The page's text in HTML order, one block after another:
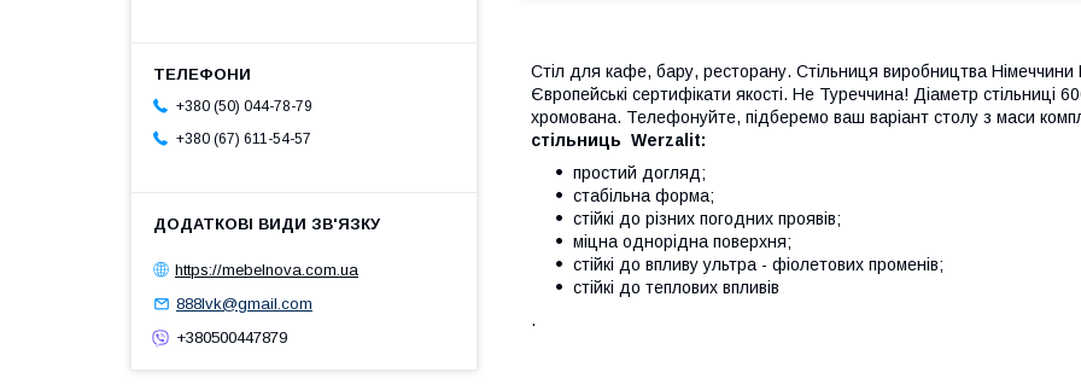
Стіл для кафе, бару, ресторану. Стільниця виробництва Німеччини
Європейські сертифікати якості. Не Туреччина! Діаметр
хромована. Телефонуйте, підберемо ваш варіант столу з маси
стільниць Werzalit:
простий догляд;
стабільна форма;
стійкі до різних погодних проявів;
міцна однорідна поверхня;
стійкі до впливу ультра - фіолетових променів;
стійкі до теплових впливів
.
+380 (50) 044-78-79
+380 (67) 611-54-57
https://mebelnova.com.ua
888lvk@gmail.com
+380500447879